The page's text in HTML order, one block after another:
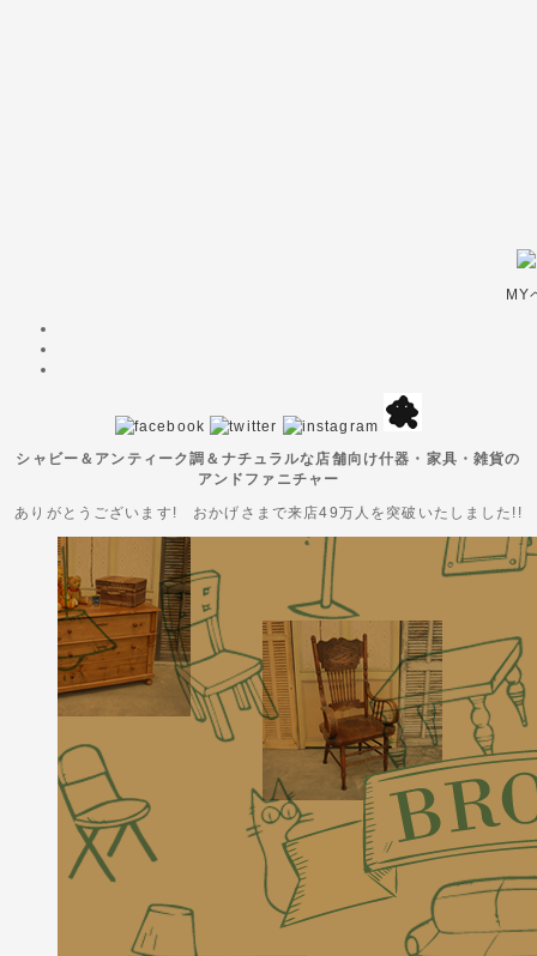
MY
シャビー＆アンティーク調＆ナチュラルな店舗向け什器・家具・雑貨の
アンドファニチャー
ありがとうございます! おかげさまで来店49万人を突破いたしました!!